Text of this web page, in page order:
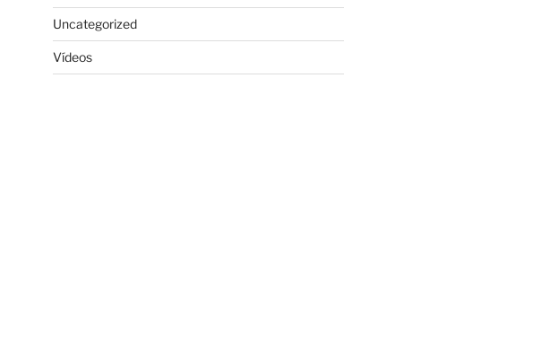
Uncategorized
Vídeos